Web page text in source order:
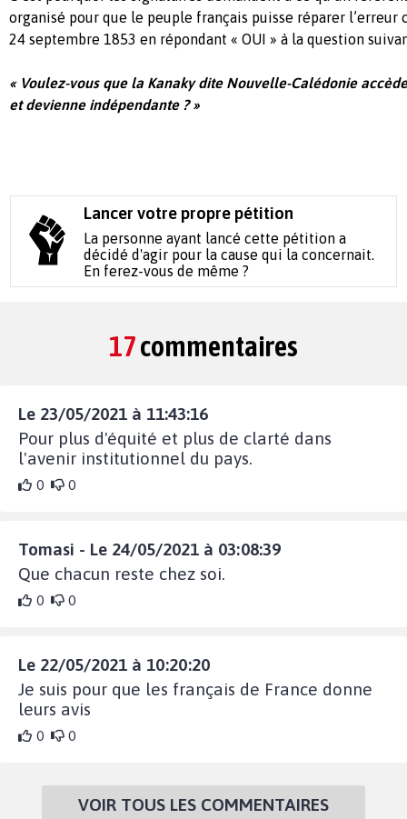
organisé pour que le peuple français puisse réparer l’erreur
24 septembre 1853 en répondant « OUI » à la question
« Voulez-vous que la Kanaky dite Nouvelle-Calédonie
et devienne indépendante ? »
Lancer votre propre pétition
La personne ayant lancé cette pétition a
décidé d'agir pour la cause qui la concernait.
En ferez-vous de même ?
17commentaires
Le 23/05/2021 à 11:43:16
Pour plus d'équité et plus de clarté dans
l'avenir institutionnel du pays.
0 0
Tomasi - Le 24/05/2021 à 03:08:39
Que chacun reste chez soi.
0 0
Le 22/05/2021 à 10:20:20
Je suis pour que les français de France donne
leurs avis
0 0
VOIR TOUS LES COMMENTAIRES